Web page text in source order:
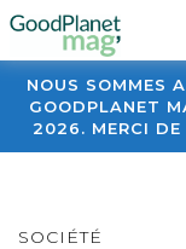
NOUS SOMMES
GOODPLANET
2026. MERCI DE
SOCIÉTÉ